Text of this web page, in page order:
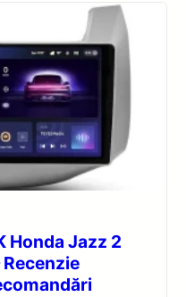
Honda Jazz 2